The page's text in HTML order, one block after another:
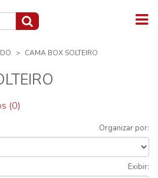
CAMA BOX SOLTEIRO
(0)
Organizar por:
Exibir: